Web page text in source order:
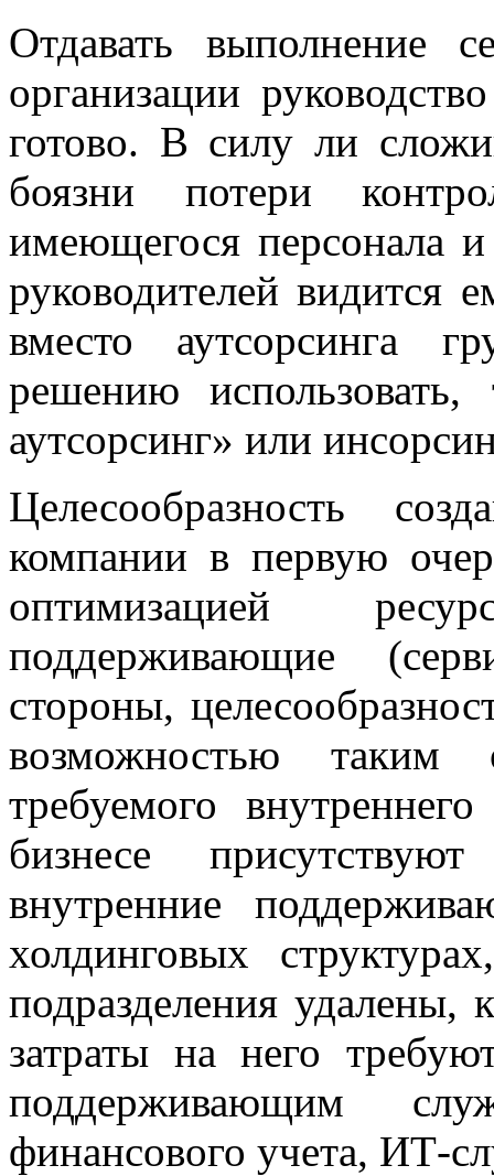
Отдавать выполнение
организации
готово. В силу ли
боязни потери
имеющегося персонала
руководителей видится
вместо аутсорсинга
решению
аутсорсинг» или
Целесообразность
компании в первую
оптимизацией
поддерживающие
стороны,
возможностью таким
требуемого
бизнесе
внутренние
холдинговых
подразделения удалены,
затраты на него
поддерживающим
финансового учета, ИТ-